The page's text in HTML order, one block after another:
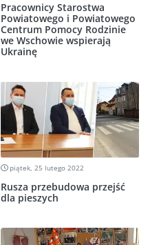
Pracownicy Starostwa
Powiatowego i Powiatowego
Centrum Pomocy Rodzinie
we Wschowie wspierają
Ukrainę
piątek, 25 lutego 2022
Rusza przebudowa przejść
dla pieszych